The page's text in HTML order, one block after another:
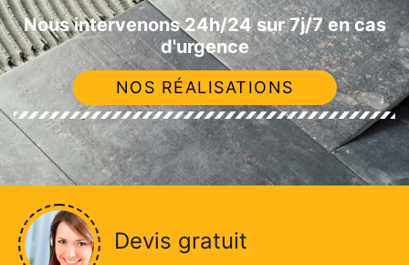
Nous intervenons 24h/24 sur 7j/7 en cas
d'urgence
NOS RÉALISATIONS
Devis gratuit